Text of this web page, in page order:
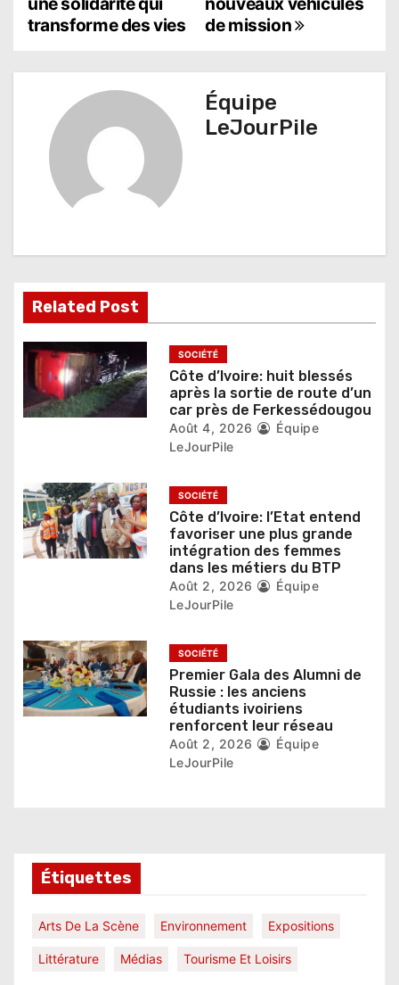
i
d
e
l
a
i
c
l
de mission
transforme des vies
Équipe
LeJourPile
Related Post
SOCIÉTÉ
Côte d’Ivoire: huit blessés
après la sortie de route d’un
car près de Ferkessédougou
Août 4, 2026
Équipe
LeJourPile
SOCIÉTÉ
Côte d’Ivoire: l’Etat entend
favoriser une plus grande
intégration des femmes
dans les métiers du BTP
Août 2, 2026
Équipe
LeJourPile
SOCIÉTÉ
Premier Gala des Alumni de
Russie : les anciens
étudiants ivoiriens
renforcent leur réseau
Août 2, 2026
Équipe
LeJourPile
Étiquettes
Arts De La Scène Environnement Expositions
Littérature Médias Tourisme Et Loisirs